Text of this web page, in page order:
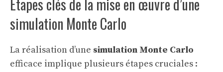
Étapes clés de la mise en œuvre d’une
simulation Monte Carlo
La réalisation d’une simulation Monte Carlo
efficace implique plusieurs étapes cruciales :